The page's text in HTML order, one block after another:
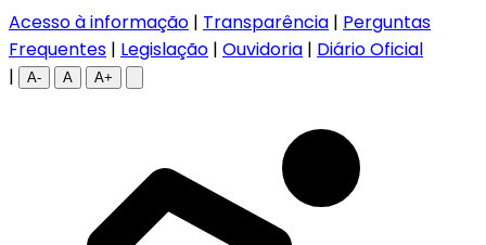
Acesso à informação | Transparência | Perguntas
Frequentes | Legislação | Ouvidoria | Diário Oficial
|
A- A A+